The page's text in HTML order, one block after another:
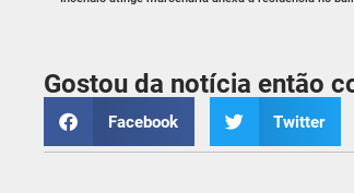
Gostou da notícia então
Facebook Twitter